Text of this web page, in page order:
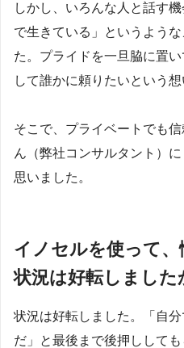
しかし、いろんな人と話す
で生きている」というよう
た。プライドを一旦脇に置
して誰かに頼りたいという
そこで、プライベートでも
ん（弊社コンサルタント）
思いました。
イノセルを使って
状況は好転しました
状況は好転しました。「自
だ」と最後まで後押ししても